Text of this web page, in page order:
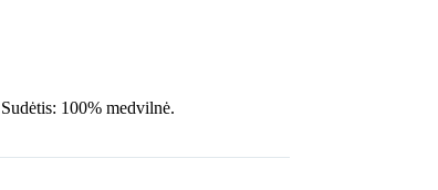
100% medvilnė.